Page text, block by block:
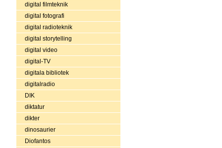
digital filmteknik
digital fotografi
digital radioteknik
digital storytelling
digital video
digital-TV
digitala bibliotek
digitalradio
DIK
diktatur
dikter
dinosaurier
Diofantos